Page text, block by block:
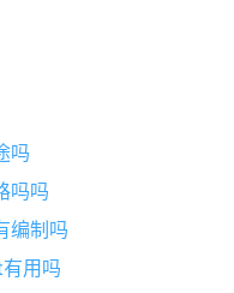
吗
吗吗
编制吗
用吗